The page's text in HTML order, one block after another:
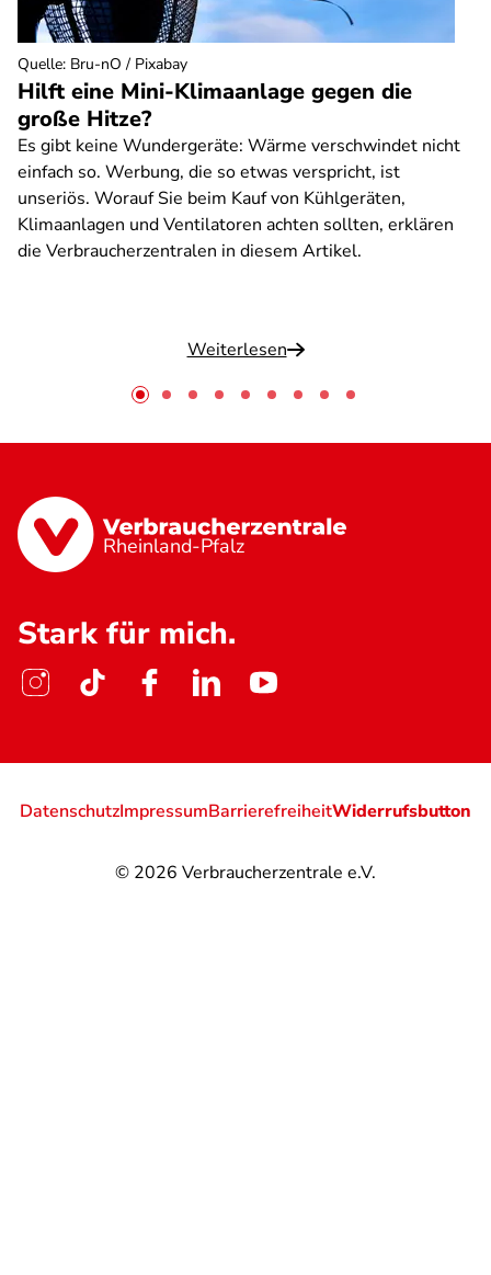
Hilft eine Mini-Klimaanlage gegen die
große Hitze?
Es gibt keine Wundergeräte: Wärme verschwindet nicht
einfach so. Werbung, die so etwas verspricht, ist
unseriös. Worauf Sie beim Kauf von Kühlgeräten,
Klimaanlagen und Ventilatoren achten sollten, erklären
die Verbraucherzentralen in diesem Artikel.
Weiterlesen
Quelle: Bru-nO / Pixabay
Rheinland-Pfalz
Stark für mich.
© 2026 Verbraucherzentrale e.V.
DatenschutzImpressumBarrierefreiheitWiderrufsbutton